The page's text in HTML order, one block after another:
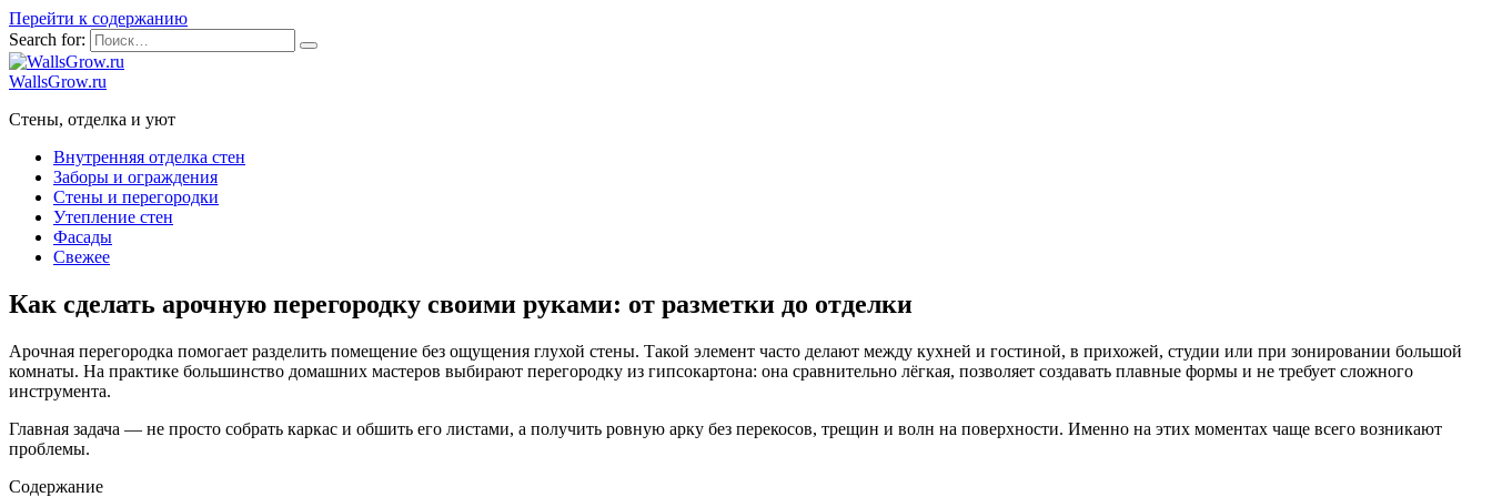
Перейти к содержанию
Search for:
WallsGrow.ru
Стены, отделка и уют
Внутренняя отделка стен
Заборы и ограждения
Стены и перегородки
Утепление стен
Фасады
Свежее
Как сделать арочную перегородку своими руками: от разметки до отделки
Арочная перегородка помогает разделить помещение без ощущения глухой стены. Такой элемент часто делают между кухней и гостиной, в прихожей, студии или при зонировании большой
комнаты. На практике большинство домашних мастеров выбирают перегородку из гипсокартона: она сравнительно лёгкая, позволяет создавать плавные формы и не требует сложного
инструмента.
Главная задача — не просто собрать каркас и обшить его листами, а получить ровную арку без перекосов, трещин и волн на поверхности. Именно на этих моментах чаще всего возникают
проблемы.
Содержание